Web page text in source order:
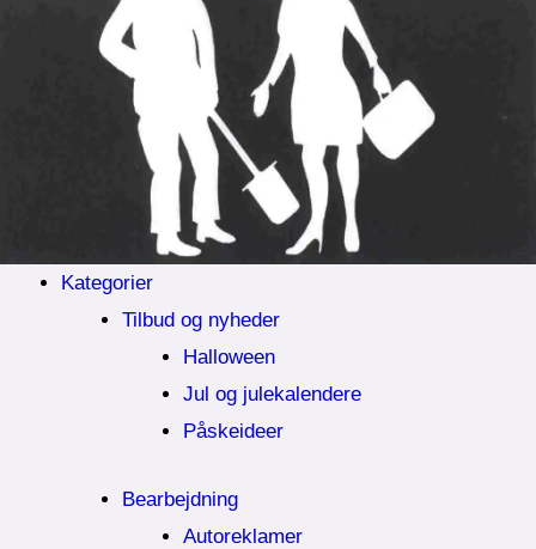
Kategorier
Tilbud og nyheder
Halloween
Jul og julekalendere
Påskeideer
Bearbejdning
Autoreklamer